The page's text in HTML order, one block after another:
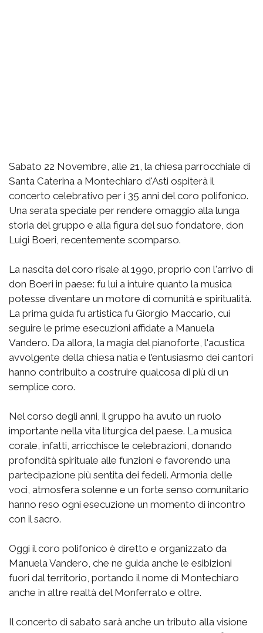
Sabato 22 Novembre, alle 21, la chiesa parrocchiale di
Santa Caterina a Montechiaro d'Asti ospiterà il
concerto celebrativo per i 35 anni del coro polifonico.
Una serata speciale per rendere omaggio alla lunga
storia del gruppo e alla figura del suo fondatore, don
Luigi Boeri, recentemente scomparso.
La nascita del coro risale al 1990, proprio con l'arrivo di
don Boeri in paese: fu lui a intuire quanto la musica
potesse diventare un motore di comunità e spiritualità.
La prima guida fu artistica fu Giorgio Maccario, cui
seguire le prime esecuzioni affidate a Manuela
Vandero. Da allora, la magia del pianoforte, l'acustica
avvolgente della chiesa natia e l'entusiasmo dei cantori
hanno contribuito a costruire qualcosa di più di un
semplice coro.
Nel corso degli anni, il gruppo ha avuto un ruolo
importante nella vita liturgica del paese. La musica
corale, infatti, arricchisce le celebrazioni, donando
profondità spirituale alle funzioni e favorendo una
partecipazione più sentita dei fedeli. Armonia delle
voci, atmosfera solenne e un forte senso comunitario
hanno reso ogni esecuzione un momento di incontro
con il sacro.
Oggi il coro polifonico è diretto e organizzato da
Manuela Vandero, che ne guida anche le esibizioni
fuori dal territorio, portando il nome di Montechiaro
anche in altre realtà del Monferrato e oltre.
Il concerto di sabato sarà anche un tributo alla visione